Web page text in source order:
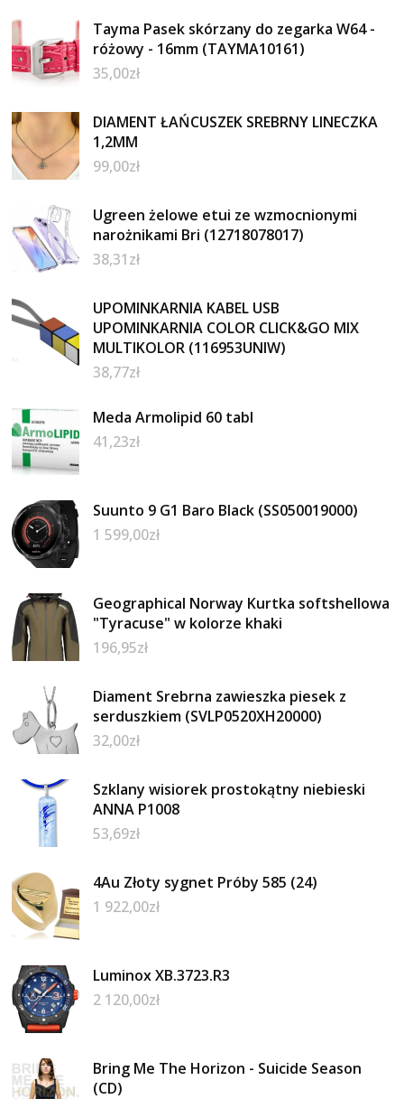
Tayma Pasek skórzany do zegarka W64 -
różowy - 16mm (TAYMA10161)
35,00zł
DIAMENT ŁAŃCUSZEK SREBRNY LINECZKA
1,2MM
99,00zł
Ugreen żelowe etui ze wzmocnionymi
narożnikami Bri (12718078017)
38,31zł
UPOMINKARNIA KABEL USB
UPOMINKARNIA COLOR CLICK&GO MIX
MULTIKOLOR (116953UNIW)
38,77zł
Meda Armolipid 60 tabl
41,23zł
Suunto 9 G1 Baro Black (SS050019000)
1 599,00zł
Geographical Norway Kurtka softshellowa
"Tyracuse" w kolorze khaki
196,95zł
Diament Srebrna zawieszka piesek z
serduszkiem (SVLP0520XH20000)
32,00zł
Szklany wisiorek prostokątny niebieski
ANNA P1008
53,69zł
4Au Złoty sygnet Próby 585 (24)
1 922,00zł
Luminox XB.3723.R3
2 120,00zł
Bring Me The Horizon - Suicide Season
(CD)